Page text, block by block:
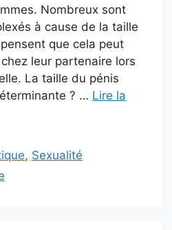
Nombreux sont
à cause de la taille
que cela peut
leur partenaire lors
La taille du pénis
? … Lire la
, Sexualité